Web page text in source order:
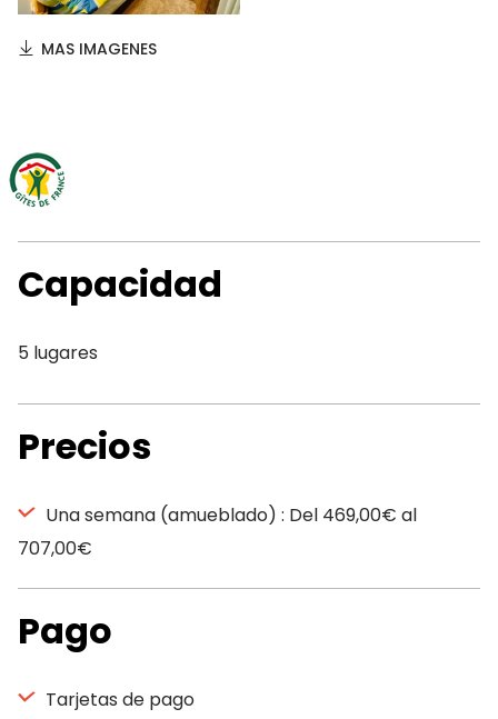
MAS IMAGENES
Capacidad
5 lugares
Precios
Una semana (amueblado) : Del 469,00€ al
707,00€
Pago
Tarjetas de pago